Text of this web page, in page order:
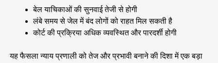
बेल याचिकाओं की सुनवाई तेजी से होगी
लंबे समय से जेल में बंद लोगों को राहत मिल सकती है
कोर्ट की प्रक्रिया अधिक व्यवस्थित और पारदर्शी होगी
यह फैसला न्याय प्रणाली को तेज और प्रभावी बनाने की दिशा में एक बड़ा